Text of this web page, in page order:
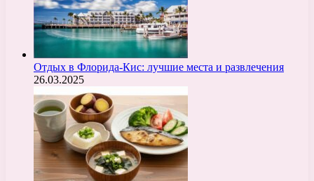
Отдых в Флорида-Кис: лучшие места и развлечения
26.03.2025